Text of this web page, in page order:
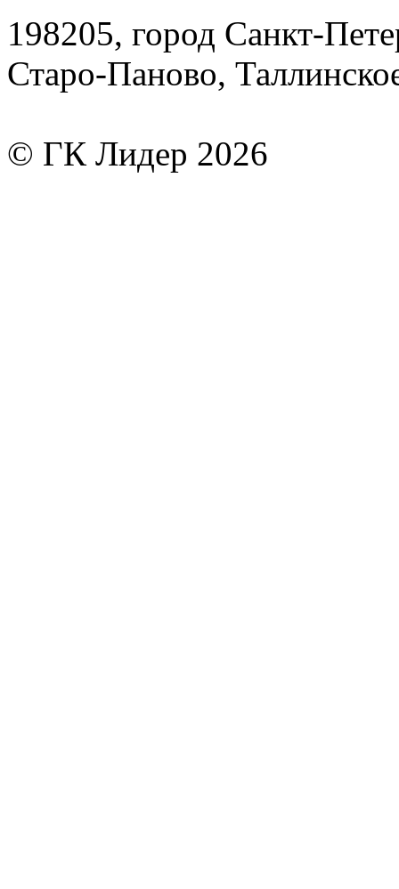
198205, город Санкт-
Старо-Паново,
© ГК Лидер 2026